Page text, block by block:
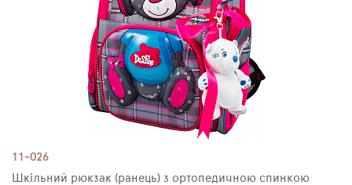
11-026
Шкільний рюкзак (ранець) з ортопедичною спинкою